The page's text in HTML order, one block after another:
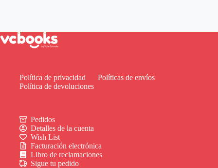
Política de privacidad
Políticas de envíos
Política de devoluciones
Pedidos
Detalles de la cuenta
Wish List
Facturación electrónica
Libro de reclamaciones
Sigue tu pedido